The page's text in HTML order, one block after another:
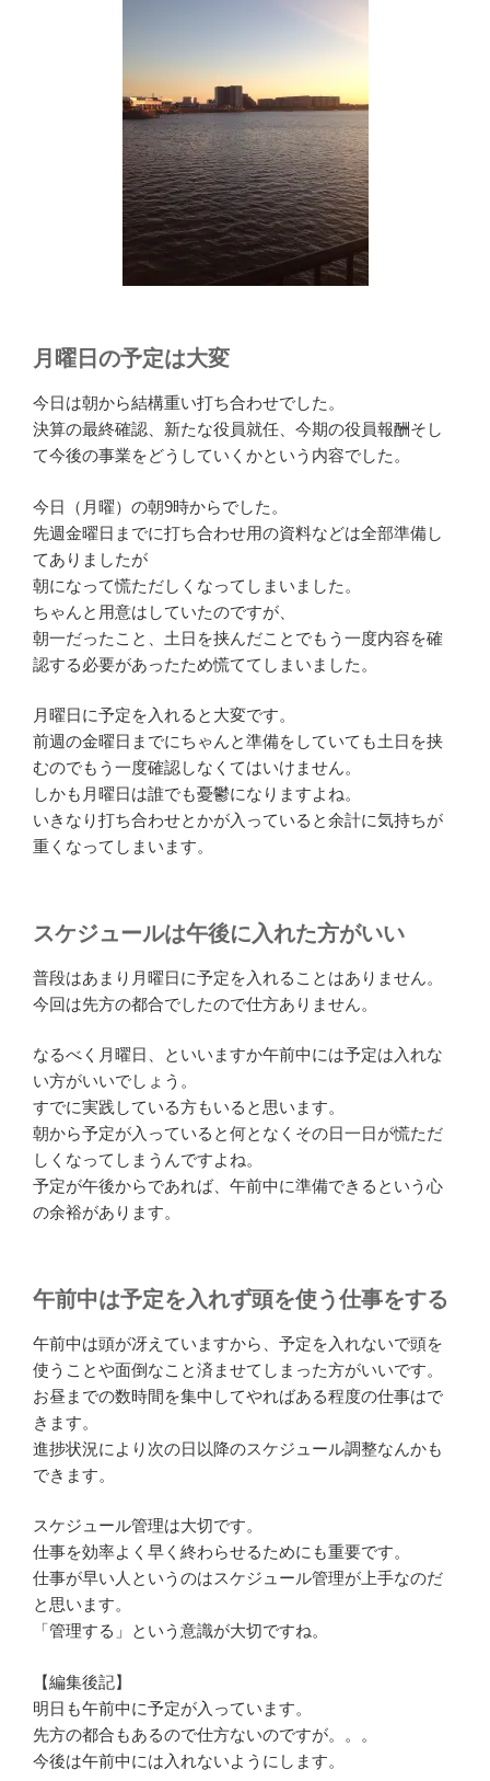
月曜日の予定は大変
今日は朝から結構重い打ち合わせでした。
決算の最終確認、新たな役員就任、今期の役員報酬そし
て今後の事業をどうしていくかという内容でした。
今日（月曜）の朝9時からでした。
先週金曜日までに打ち合わせ用の資料などは全部準備し
てありましたが
朝になって慌ただしくなってしまいました。
ちゃんと用意はしていたのですが、
朝一だったこと、土日を挟んだことでもう一度内容を確
認する必要があったため慌ててしまいました。
月曜日に予定を入れると大変です。
前週の金曜日までにちゃんと準備をしていても土日を挟
むのでもう一度確認しなくてはいけません。
しかも月曜日は誰でも憂鬱になりますよね。
いきなり打ち合わせとかが入っていると余計に気持ちが
重くなってしまいます。
スケジュールは午後に入れた方がいい
普段はあまり月曜日に予定を入れることはありません。
今回は先方の都合でしたので仕方ありません。
なるべく月曜日、といいますか午前中には予定は入れな
い方がいいでしょう。
すでに実践している方もいると思います。
朝から予定が入っていると何となくその日一日が慌ただ
しくなってしまうんですよね。
予定が午後からであれば、午前中に準備できるという心
の余裕があります。
午前中は予定を入れず頭を使う仕事をする
午前中は頭が冴えていますから、予定を入れないで頭を
使うことや面倒なこと済ませてしまった方がいいです。
お昼までの数時間を集中してやればある程度の仕事はで
きます。
進捗状況により次の日以降のスケジュール調整なんかも
できます。
スケジュール管理は大切です。
仕事を効率よく早く終わらせるためにも重要です。
仕事が早い人というのはスケジュール管理が上手なのだ
と思います。
「管理する」という意識が大切ですね。
【編集後記】
明日も午前中に予定が入っています。
先方の都合もあるので仕方ないのですが。。。
今後は午前中には入れないようにします。